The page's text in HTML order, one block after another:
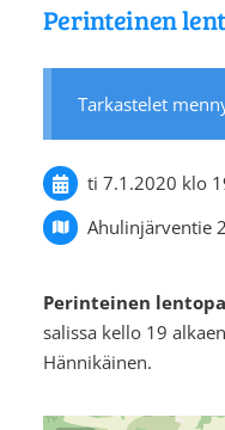
Perinteinen
Tarkastelet
ti 7.1.2020 klo
Ahulinjärventie
Perinteinen
salissa kello 19
Hännikäinen.